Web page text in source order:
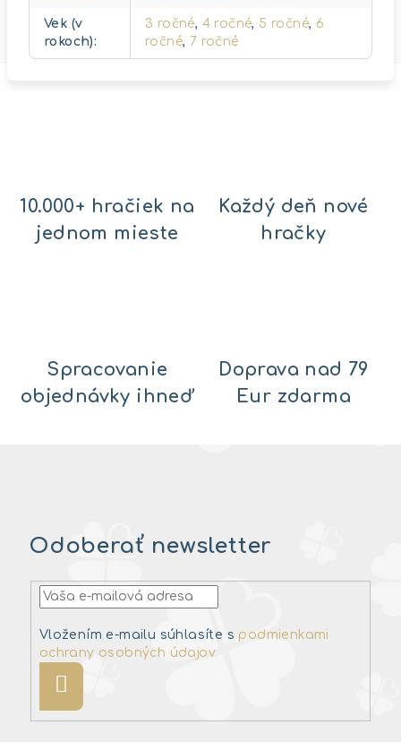
Vek (v
rokoch):
3 ročné, 4 ročné, 5 ročné, 6
ročné, 7 ročné
10.000+ hračiek na
jednom mieste
Každý deň nové
hračky
Spracovanie
objednávky ihneď
Doprava nad 79
Eur zdarma
Odoberať newsletter
Vložením e-mailu súhlasíte s podmienkami
ochrany osobných údajov